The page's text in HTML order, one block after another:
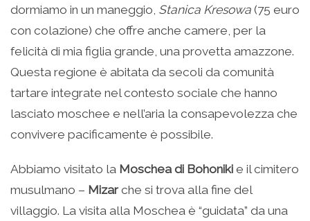
dormiamo in un maneggio, Stanica Kresowa (75 euro
con colazione) che offre anche camere, per la
felicità di mia figlia grande, una provetta amazzone.
Questa regione è abitata da secoli da comunità
tartare integrate nel contesto sociale che hanno
lasciato moschee e nell’aria la consapevolezza che
convivere pacificamente è possibile.
Abbiamo visitato la Moschea di Bohoniki e il cimitero
musulmano – Mizar che si trova alla fine del
villaggio. La visita alla Moschea è “guidata” da una